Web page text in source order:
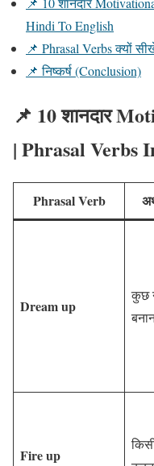
Hindi To English
📌 Phrasal Verbs क्यों
📌 निष्कर्ष (Conclusion)
📌 10 शानदार
| Phrasal Verbs
Phrasal Verb
Dream up
कुछ
Fire up